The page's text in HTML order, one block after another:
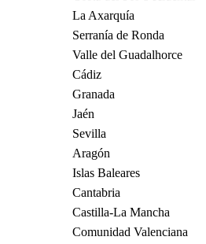
La Axarquía
Serranía de Ronda
Valle del Guadalhorce
Cádiz
Granada
Jaén
Sevilla
Aragón
Islas Baleares
Cantabria
Castilla-La Mancha
Comunidad Valenciana